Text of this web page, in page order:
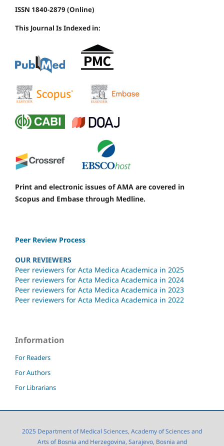
ISSN 1840-2879 (Online)
This Journal Is Indexed in:
Print and electronic issues of AMA are covered in
Scopus and Embase through Medline.
Peer Review Process
OUR REVIEWERS
Peer reviewers for Acta Medica Academica in 2025
Peer reviewers for Acta Medica Academica in 2024
Peer reviewers for Acta Medica Academica in 2023
Peer reviewers for Acta Medica Academica in 2022
Information
For Readers
For Authors
For Librarians
2025 Department of Medical Sciences, Academy of Sciences and
Arts of Bosnia and Herzegovina, Sarajevo, Bosnia and